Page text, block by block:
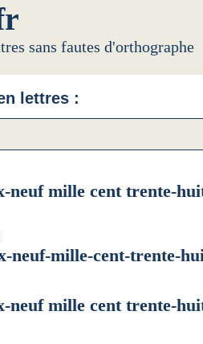
sans fautes d'orthographe
lettres :
mille cent trente-
mille-cent-trente-
mille cent trente-huit